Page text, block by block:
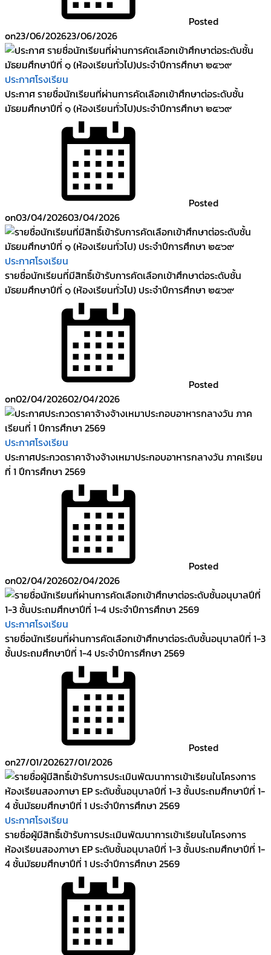
Posted
on23/06/202623/06/2026
ประกาศโรงเรียน
ประกาศ รายชื่อนักเรียนที่ผ่านการคัดเลือกเข้าศึกษาต่อระดับชั้น
มัธยมศึกษาปีที่ ๑ (ห้องเรียนทั่วไป)ประจำปีการศึกษา ๒๕๖๙
Posted
on03/04/202603/04/2026
ประกาศโรงเรียน
รายชื่อนักเรียนที่มีสิทธิ์เข้ารับการคัดเลือกเข้าศึกษาต่อระดับชั้น
มัธยมศึกษาปีที่ ๑ (ห้องเรียนทั่วไป) ประจำปีการศึกษา ๒๕๖๙
Posted
on02/04/202602/04/2026
ประกาศโรงเรียน
ประกาศประกวดราคาจ้างจ้างเหมาประกอบอาหารกลางวัน ภาคเรียน
ที่ 1 ปีการศึกษา 2569
Posted
on02/04/202602/04/2026
ประกาศโรงเรียน
รายชื่อนักเรียนที่ผ่านการคัดเลือกเข้าศึกษาต่อระดับชั้นอนุบาลปีที่ 1-3
ชั้นประถมศึกษาปีที่ 1-4 ประจำปีการศึกษา 2569
Posted
on27/01/202627/01/2026
ประกาศโรงเรียน
รายชื่อผู้มีสิทธิ์เข้ารับการประเมินพัฒนาการเข้าเรียนในโครงการ
ห้องเรียนสองภาษา EP ระดับชั้นอนุบาลปีที่ 1-3 ชั้นประถมศึกษาปีที่ 1-
4 ชั้นมัธยมศึกษาปีที่ 1 ประจำปีการศึกษา 2569